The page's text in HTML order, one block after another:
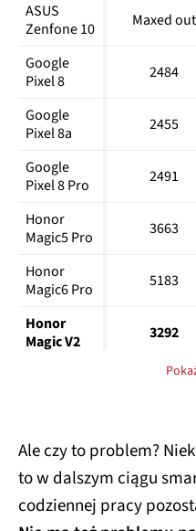
Samsung
Galaxy Z
Flip5
Samsung
Galaxy Z
Fold5
Samsung
Galaxy Z
1776772
Xiaomi 14 2024302
Xiaomi
Poco F5
Pro
1295589
ASUS
Zenfone 10
Maxed out
Google
Pixel 8
2484
Google
Pixel 8a
2455
Google
Pixel 8 Pro
2491
Honor
Magic5 Pro
3663
Honor
Magic6 Pro
5183
Honor
Magic V2
3292
Huawei
Pura 70
Ultra
iPhone 15 2932
Ale czy to problem?
to w dalszym ciągu
codziennej pracy